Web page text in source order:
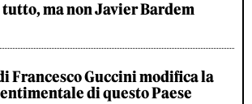
ma non Javier Bardem
Francesco Guccini modifica la
di questo Paese